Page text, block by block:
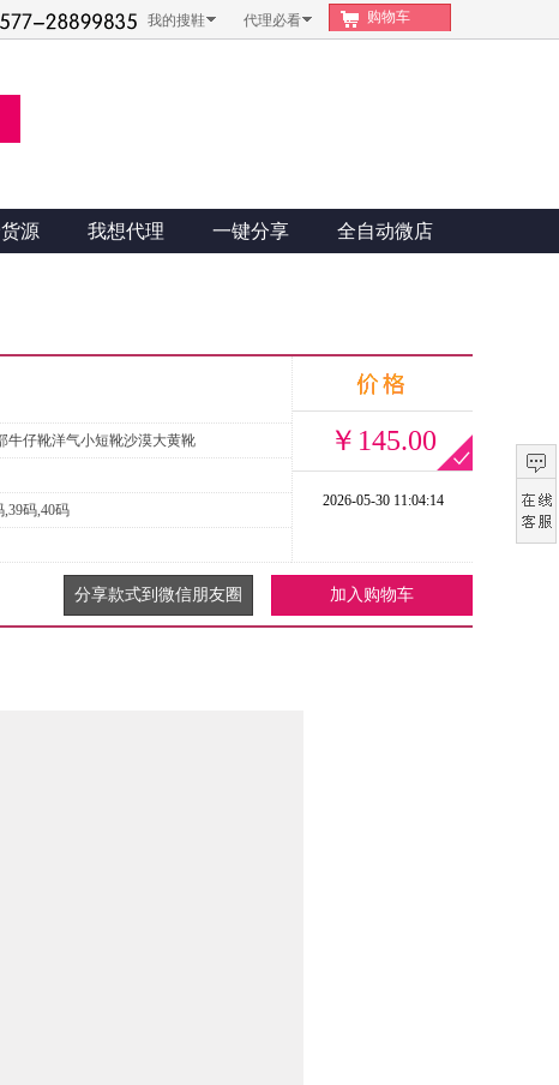
我的搜鞋 代理必看 购物车
源 我想代理 一键分享 全自动微店
￥145.00
2026-05-30 11:04:14
牛仔靴洋气小短靴沙漠大黄靴
,39码,40码
加入购物车
分享款式到微信朋友圈